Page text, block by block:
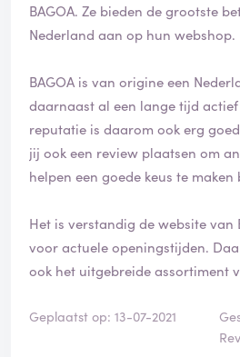
BAGOA. Ze bieden de grootste
Nederland aan op hun webshop.
BAGOA is van origine een
daarnaast al een lange tijd
reputatie is daarom ook erg
jij ook een review plaatsen om
helpen een goede keus te
Het is verstandig de website van
voor actuele openingstijden.
ook het uitgebreide assortiment
Geplaatst op: 13-07-2021